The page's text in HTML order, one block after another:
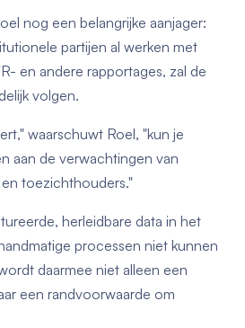
nog een belangrijke aanjager:
partijen al werken met
en andere rapportages, zal de
volgen.
waarschuwt Roel, "kun je
aan de verwachtingen van
toezichthouders."
herleidbare data in het
processen niet kunnen
daarmee niet alleen een
een randvoorwaarde om